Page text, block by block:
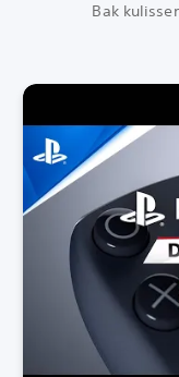
Bak